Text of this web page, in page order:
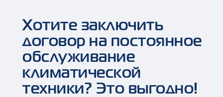
Хотите заключить
договор на постоянное
обслуживание
климатической
техники? Это выгодно!